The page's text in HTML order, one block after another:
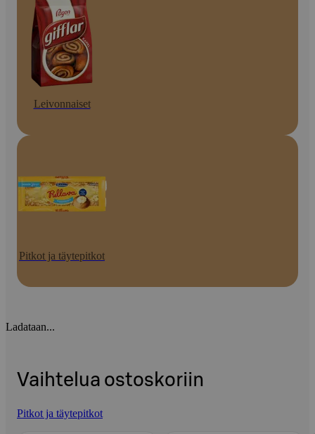
Leivonnaiset
Pitkot ja täytepitkot
Ladataan...
Vaihtelua ostoskoriin
Pitkot ja täytepitkot